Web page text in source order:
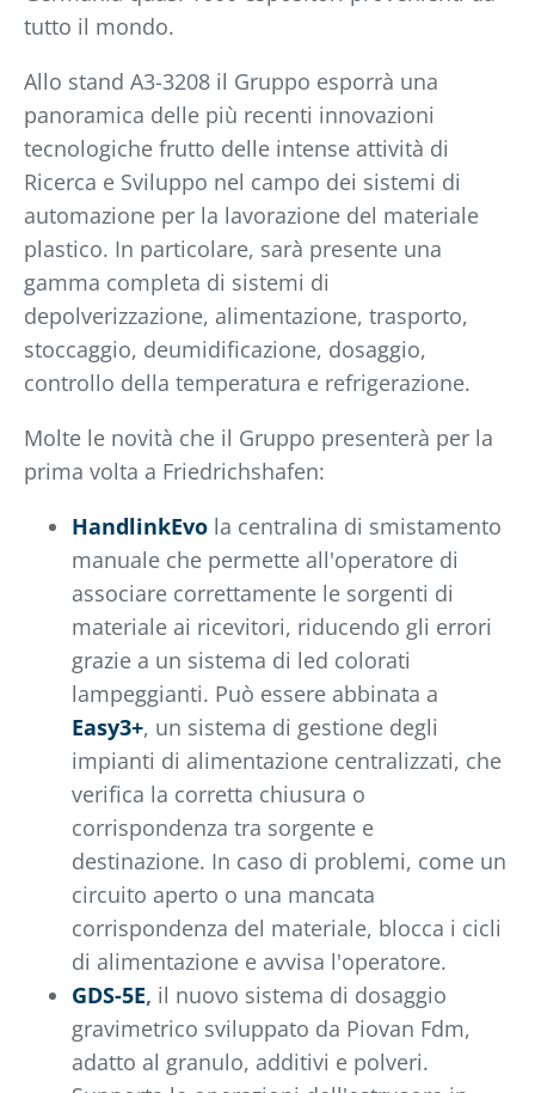
tutto il mondo.
Allo stand A3-3208 il Gruppo esporrà una
panoramica delle più recenti innovazioni
tecnologiche frutto delle intense attività di
Ricerca e Sviluppo nel campo dei sistemi di
automazione per la lavorazione del materiale
plastico. In particolare, sarà presente una
gamma completa di sistemi di
depolverizzazione, alimentazione, trasporto,
stoccaggio, deumidificazione, dosaggio,
controllo della temperatura e refrigerazione.
Molte le novità che il Gruppo presenterà per la
prima volta a Friedrichshafen:
HandlinkEvo la centralina di smistamento
manuale che permette all'operatore di
associare correttamente le sorgenti di
materiale ai ricevitori, riducendo gli errori
grazie a un sistema di led colorati
lampeggianti. Può essere abbinata a
Easy3+, un sistema di gestione degli
impianti di alimentazione centralizzati, che
verifica la corretta chiusura o
corrispondenza tra sorgente e
destinazione. In caso di problemi, come un
circuito aperto o una mancata
corrispondenza del materiale, blocca i cicli
di alimentazione e avvisa l'operatore.
GDS-5E, il nuovo sistema di dosaggio
gravimetrico sviluppato da Piovan Fdm,
adatto al granulo, additivi e polveri.